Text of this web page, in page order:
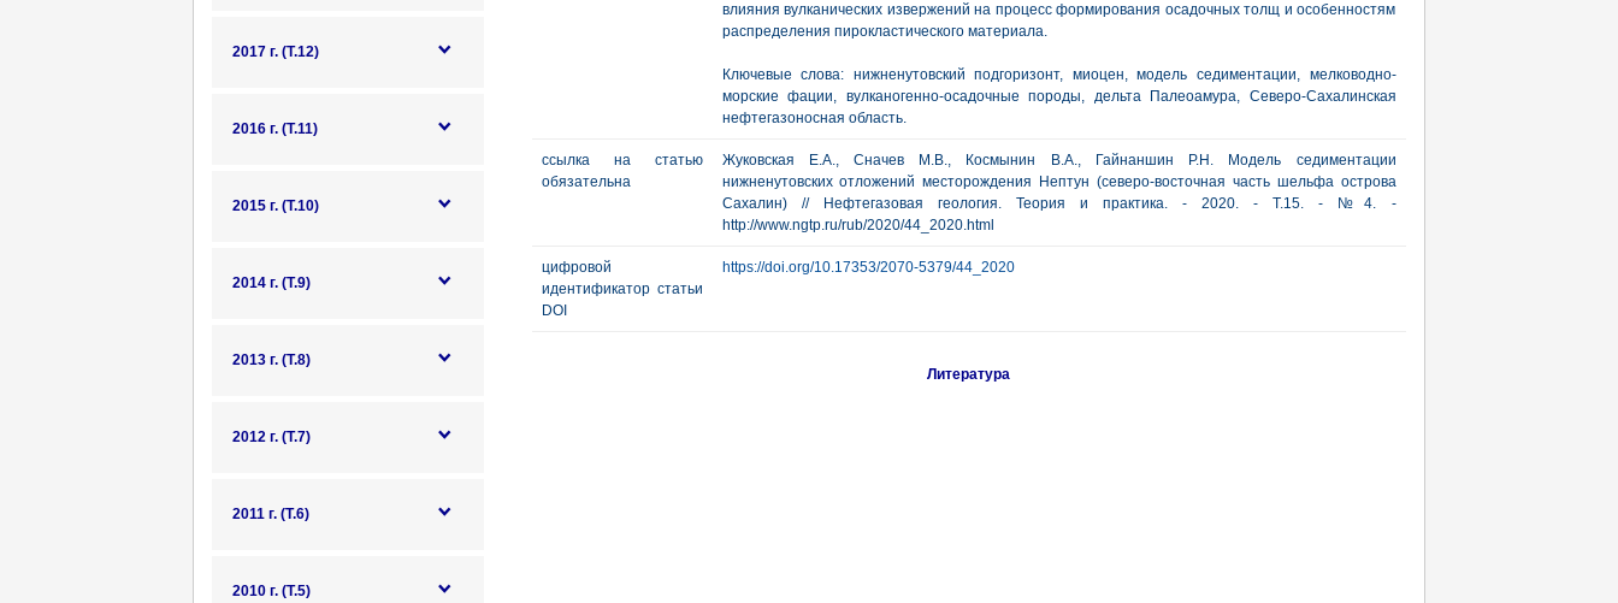
2017 г. (Т.12)
2016 г. (Т.11)
2015 г. (Т.10)
2014 г. (Т.9)
2013 г. (Т.8)
2012 г. (Т.7)
2011 г. (Т.6)
2010 г. (Т.5)
влияния вулканических извержений на процесс формирования осадочных толщ и особенностям
распределения пирокластического материала.
Ключевые слова: нижненутовский подгоризонт, миоцен, модель седиментации, мелководно-
морские фации, вулканогенно-осадочные породы, дельта Палеоамура, Северо-Сахалинская
нефтегазоносная область.
ссылка на статью
обязательна
Жуковская Е.А., Сначев М.В., Космынин В.А., Гайнаншин Р.Н. Модель седиментации
нижненутовских отложений месторождения Нептун (северо-восточная часть шельфа острова
Сахалин) // Нефтегазовая геология. Теория и практика. - 2020. - Т.15. - №4. -
http://www.ngtp.ru/rub/2020/44_2020.html
цифровой
идентификатор статьи
DOI
https://doi.org/10.17353/2070-5379/44_2020
Литература